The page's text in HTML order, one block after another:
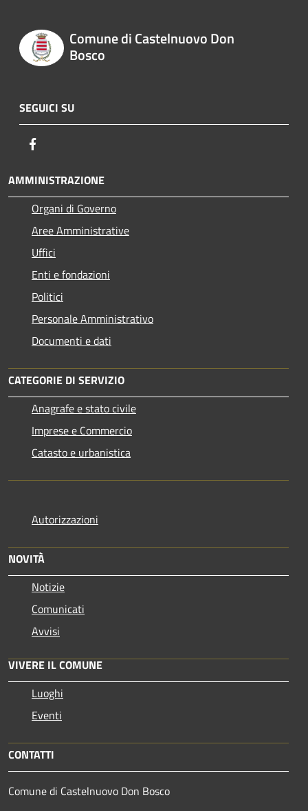
Comune di Castelnuovo Don
Bosco
SEGUICI SU
AMMINISTRAZIONE
Organi di Governo
Aree Amministrative
Uffici
Enti e fondazioni
Politici
Personale Amministrativo
Documenti e dati
CATEGORIE DI SERVIZIO
Anagrafe e stato civile
Imprese e Commercio
Catasto e urbanistica
Autorizzazioni
NOVITÀ
Notizie
Comunicati
Avvisi
VIVERE IL COMUNE
Luoghi
Eventi
CONTATTI
Comune di Castelnuovo Don Bosco